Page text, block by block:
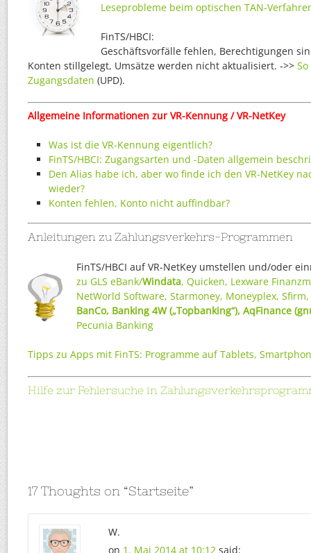
Leseprobleme beim optischen TAN-
FinTS/HBCI:
Geschäftsvorfälle fehlen, Berechtigungen
Konten stillgelegt, Umsätze werden nicht aktualisiert. ->>
Zugangsdaten (UPD).
Allgemeine Informationen zur VR-Kennung / VR-NetKey
Was ist die VR-Kennung eigentlich?
FinTS/HBCI: Zugangsarten und -Daten allgemein
Den Alias habe ich, aber wo finde ich den VR-NetKey
wieder?
Konten fehlen, Konto nicht auffindbar?
Anleitungen zu Zahlungsverkehrs-Programmen
FinTS/HBCI auf VR-NetKey umstellen und/oder
zu GLS eBank/Windata, Quicken, Lexware
NetWorld Software, Starmoney, Moneyplex,
BanCo, Banking 4W („Topbanking“), AqFinance
Pecunia Banking
Tipps zu Apps mit FinTS: Programme auf Tablets,
Hilfe zur Fehlersuche in
17 Thoughts on “Startseite”
W.
on 1. Mai 2014 at 10:12 said: